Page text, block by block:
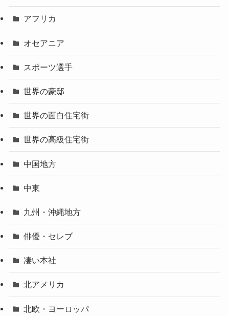
アフリカ
オセアニア
スポーツ選手
世界の豪邸
世界の面白住宅街
世界の高級住宅街
中国地方
中東
九州・沖縄地方
俳優・セレブ
凄い本社
北アメリカ
北欧・ヨーロッパ